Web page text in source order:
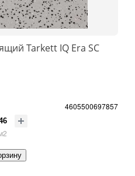
Tarkett IQ Era SC
4605500697857